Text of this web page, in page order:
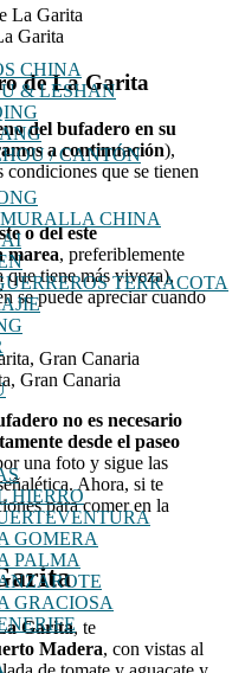
CHINA
& LESHAN
/ CANTÓN
CHINA
TERRACOTA
HIERRO
GOMERA
PALMA
GRACIOSA
Garita
de La Garita
del bufadero en su
a continuación),
condiciones que se tienen
o del este
marea, preferiblemente
tiene más viveza),
se puede apreciar cuando
Gran Canaria
no es necesario
desde el paseo
una foto y sigue las
Ahora, si te
para comer en la
Garita, te
Madera, con vistas al